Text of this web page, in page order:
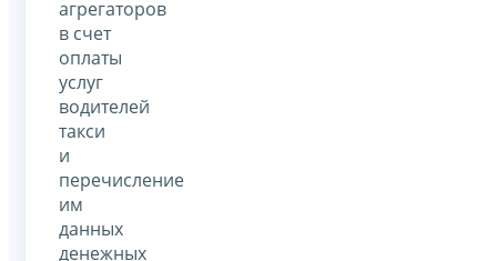
агрегаторов
в счет
оплаты
услуг
водителей
такси
и
перечисление
им
данных
денежных